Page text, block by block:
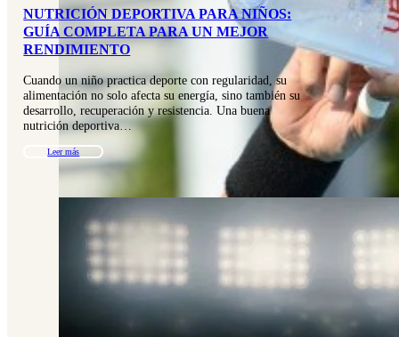
NUTRICIÓN DEPORTIVA PARA NIÑOS:
GUÍA COMPLETA PARA UN MEJOR
RENDIMIENTO
Cuando un niño practica deporte con regularidad, su
alimentación no solo afecta su energía, sino también su
desarrollo, recuperación y resistencia. Una buena
nutrición deportiva…
Leer más